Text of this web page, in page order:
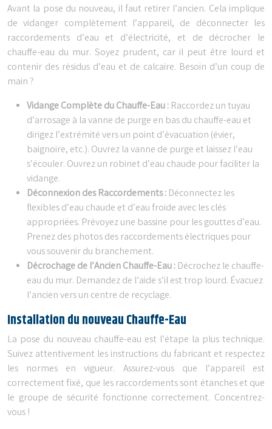
Avant la pose du nouveau, il faut retirer l’ancien. Cela implique
de vidanger complètement l’appareil, de déconnecter les
raccordements d’eau et d’électricité, et de décrocher le
chauffe-eau du mur. Soyez prudent, car il peut être lourd et
contenir des résidus d’eau et de calcaire. Besoin d’un coup de
main ?
Vidange Complète du Chauffe-Eau : Raccordez un tuyau
d’arrosage à la vanne de purge en bas du chauffe-eau et
dirigez l’extrémité vers un point d’évacuation (évier,
baignoire, etc.). Ouvrez la vanne de purge et laissez l’eau
s’écouler. Ouvrez un robinet d’eau chaude pour faciliter la
vidange.
Déconnexion des Raccordements : Déconnectez les
flexibles d’eau chaude et d’eau froide avec les clés
appropriées. Prévoyez une bassine pour les gouttes d’eau.
Prenez des photos des raccordements électriques pour
vous souvenir du branchement.
Décrochage de l’Ancien Chauffe-Eau : Décrochez le chauffe-
eau du mur. Demandez de l’aide s’il est trop lourd. Évacuez
l’ancien vers un centre de recyclage.
Installation du nouveau Chauffe-Eau
La pose du nouveau chauffe-eau est l’étape la plus technique.
Suivez attentivement les instructions du fabricant et respectez
les normes en vigueur. Assurez-vous que l’appareil est
correctement fixé, que les raccordements sont étanches et que
le groupe de sécurité fonctionne correctement. Concentrez-
vous !